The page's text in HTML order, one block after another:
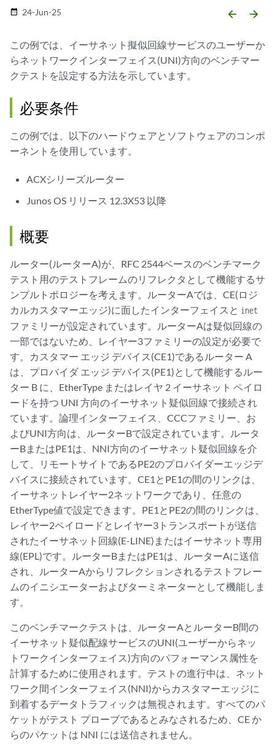
date_range 24-Jun-25 arrow_backward arrow_forward
この例では、イーサネット擬似回線サービスのユーザーか
らネットワークインターフェイス(UNI)方向のベンチマー
クテストを設定する方法を示しています。
必要条件
この例では、以下のハードウェアとソフトウェアのコンポ
ーネントを使用しています。
ACXシリーズルーター
Junos OS リリース 12.3X53 以降
概要
ルーター(ルーターA)が、RFC 2544ベースのベンチマーク
テスト用のテストフレームのリフレクタとして機能するサ
ンプルトポロジーを考えます。ルーターAでは、CE(ロジ
カルカスタマーエッジ)に面したインターフェイスと inet
ファミリーが設定されています。ルーターAは疑似回線の
一部ではないため、レイヤー3ファミリーの設定が必要で
す。カスタマー エッジ デバイス(CE1)であるルーター A
は、プロバイダ エッジ デバイス(PE1)として機能するルー
ター B に、EtherType またはレイヤ 2 イーサネット ペイロ
ードを持つ UNI 方向のイーサネット疑似回線で接続され
ています。論理インターフェイス、CCCファミリー、お
よびUNI方向は、ルーターBで設定されています。ルータ
ーBまたはPE1は、NNI方向のイーサネット疑似回線を介
して、リモートサイトであるPE2のプロバイダーエッジデ
バイスに接続されています。CE1とPE1の間のリンクは、
イーサネットレイヤー2ネットワークであり、任意の
EtherType値で設定できます。PE1とPE2の間のリンクは、
レイヤー2ペイロードとレイヤー3トランスポートが送信
されたイーサネット回線(E-LINE)またはイーサネット専用
線(EPL)です。ルーターBまたはPE1は、ルーターAに送信
され、ルーターAからリフレクションされるテストフレー
ムのイニシエーターおよびターミネーターとして機能しま
す。
このベンチマークテストは、ルーターAとルーターB間の
イーサネット疑似配線サービスのUNI(ユーザーからネッ
トワークインターフェイス)方向のパフォーマンス属性を
計算するために使用されます。テストの進行中は、ネット
ワーク間インターフェイス(NNI)からカスタマーエッジに
到着するデータトラフィックは無視されます。すべてのパ
ケットがテスト プローブであるとみなされるため、CE か
らのパケットは NNI には送信されません。